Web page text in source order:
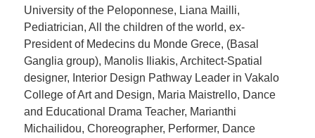
University of the Peloponnese, Liana Mailli,
Pediatrician, All the children of the world, ex-
President of Medecins du Monde Grece, (Basal
Ganglia group), Manolis Iliakis, Architect-Spatial
designer, Interior Design Pathway Leader in Vakalo
College of Art and Design, Maria Maistrello, Dance
and Educational Drama Teacher, Marianthi
Michailidou, Choreographer, Performer, Dance